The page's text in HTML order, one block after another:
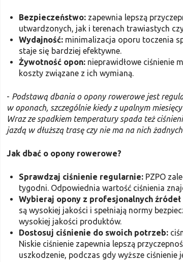
Bezpieczeństwo: zapewnia lepszą
utwardzonych, jak i terenach trawiastych
Wydajność: minimalizacja oporu toczenia
staje się bardziej efektywne.
Żywotność opon: nieprawidłowe ciśnienie
koszty związane z ich wymianą.
- Podstawą dbania o opony rowerowe jest
w oponach, szczególnie kiedy z upalnym
Wraz ze spadkiem temperatury spada też
jazdą w dłuższą trasę czy nie ma na nich
Jak dbać o opony rowerowe?
Sprawdzaj ciśnienie regularnie: PZPO
tygodni. Odpowiednia wartość ciśnienia
Wybieraj opony z profesjonalnych
są wysokiej jakości i spełniają normy
wysokiej jakości produktów.
Dostosuj ciśnienie do swoich potrzeb:
Niskie ciśnienie zapewnia lepszą
uszkodzenie, podczas gdy wyższe